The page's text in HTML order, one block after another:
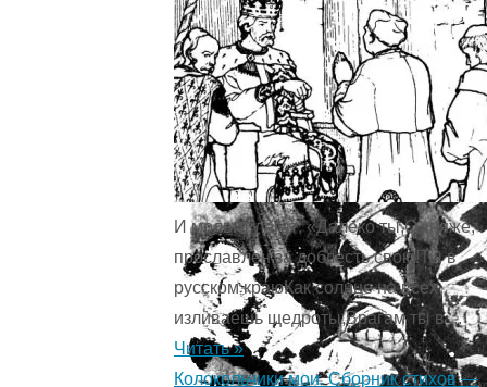
И молвит легат: «Далеко ты,О княже,
прославлен за доблесть свою!Ты в
русском краюКак солнце на всех
изливаешь щедроты,Врагам ты в ...
Читать »
Колокольчики мои. Сборник стихов —